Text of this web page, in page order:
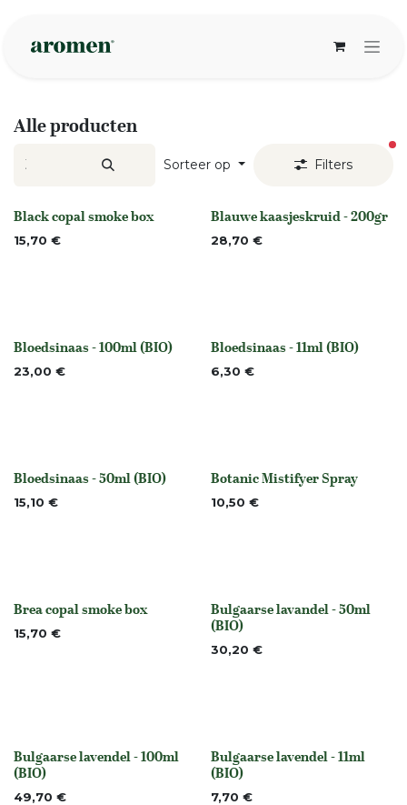
Alle producten
Sorteer op Filters
Niet op voorraad
Black copal smoke box
15,70 € None
Blauwe kaasjeskruid - 200gr
28,70 €
None
Bloedsinaas - 100ml (BIO)
23,00 € None
Bloedsinaas - 11ml (BIO)
6,30 €
None
Bloedsinaas - 50ml (BIO)
15,10 € None
Botanic Mistifyer Spray
10,50 €
Niet op voorraad
Brea copal smoke box
15,70 € None
Bulgaarse lavandel - 50ml
(BIO)
30,20 €
None
Bulgaarse lavendel - 100ml
(BIO)
49,70 €
None
Bulgaarse lavendel - 11ml
(BIO)
7,70 €